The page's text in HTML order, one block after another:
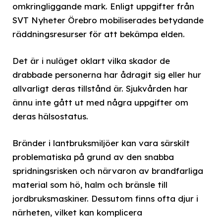
omkringliggande mark. Enligt uppgifter från
SVT Nyheter Örebro mobiliserades betydande
räddningsresurser för att bekämpa elden.
Det är i nuläget oklart vilka skador de
drabbade personerna har ådragit sig eller hur
allvarligt deras tillstånd är. Sjukvården har
ännu inte gått ut med några uppgifter om
deras hälsostatus.
Bränder i lantbruksmiljöer kan vara särskilt
problematiska på grund av den snabba
spridningsrisken och närvaron av brandfarliga
material som hö, halm och bränsle till
jordbruksmaskiner. Dessutom finns ofta djur i
närheten, vilket kan komplicera